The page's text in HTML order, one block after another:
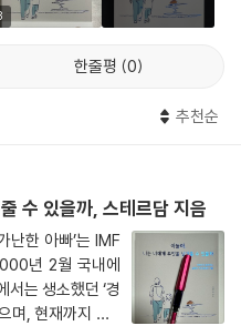
한줄평 0
추천순
수 있을까, 스테르담 지음
난한 아빠’는 IMF
년 2월 국내에
는 생소했던 ‘경
며, 현재까지 총 1